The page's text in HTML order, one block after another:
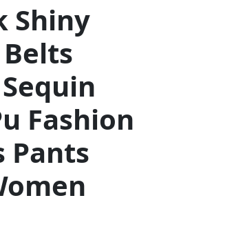
Shiny
Fashion
Pants